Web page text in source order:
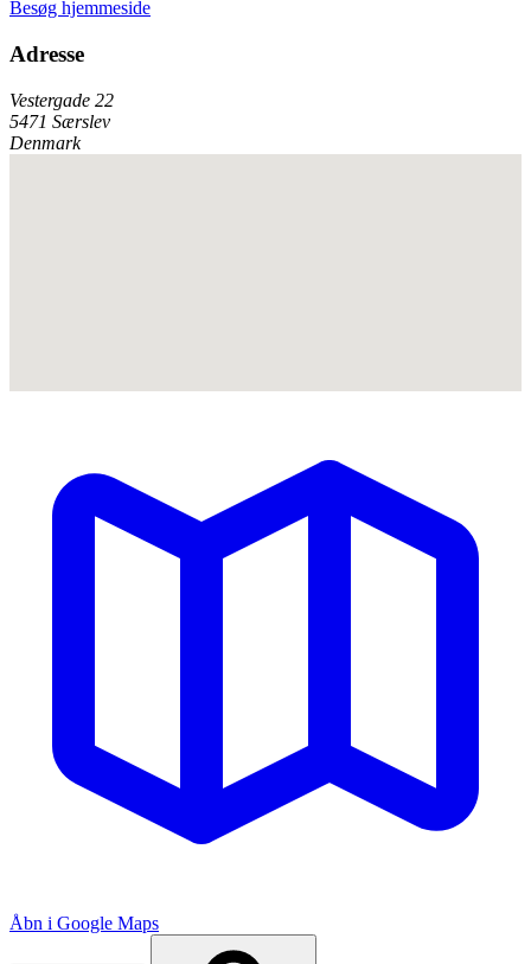
Besøg hjemmeside
Adresse
Vestergade 22
5471 Særslev
Denmark
Åbn i Google Maps